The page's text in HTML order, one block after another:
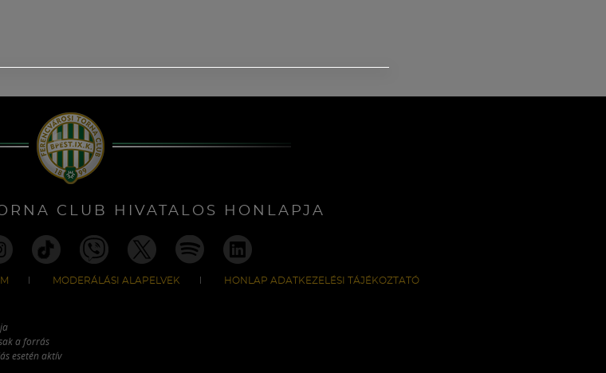
CLUB HIVATALOS HONLAPJA
MODERÁLÁSI ALAPELVEK HONLAP ADATKEZELÉSI TÁJÉKOZTATÓ
a forrás
esetén aktív